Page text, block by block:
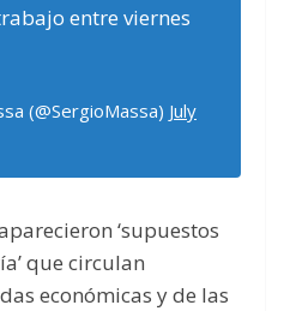
entre viernes
(@SergioMassa) July
‘supuestos
que circulan
económicas y de las